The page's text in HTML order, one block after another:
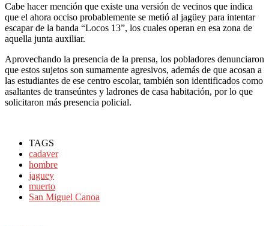
Cabe hacer mención que existe una versión de vecinos que indica
que el ahora occiso probablemente se metió al jagüey para intentar
escapar de la banda “Locos 13”, los cuales operan en esa zona de
aquella junta auxiliar.
Aprovechando la presencia de la prensa, los pobladores denunciaron
que estos sujetos son sumamente agresivos, además de que acosan a
las estudiantes de ese centro escolar, también son identificados como
asaltantes de transeúntes y ladrones de casa habitación, por lo que
solicitaron más presencia policial.
TAGS
cadaver
hombre
jaguey
muerto
San Miguel Canoa